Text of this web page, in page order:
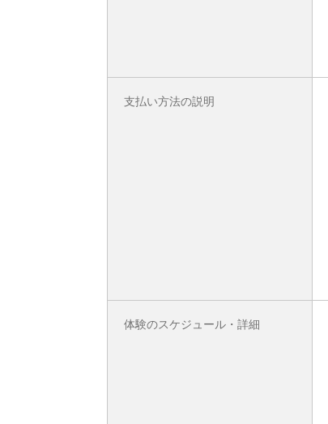
支払い方法の説明
体験のスケジュール・詳細